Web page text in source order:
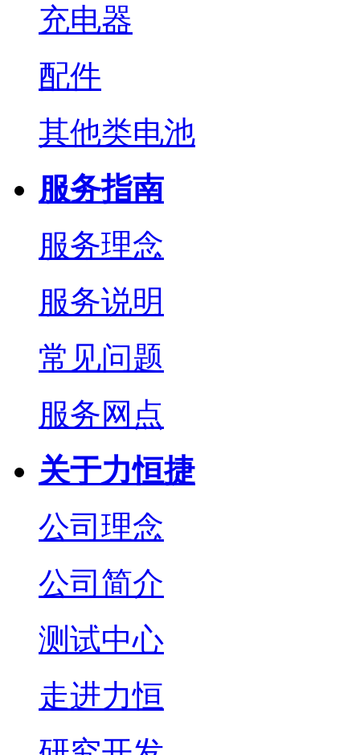
充电器
配件
其他类电池
服务指南
服务理念
服务说明
常见问题
服务网点
关于力恒捷
公司理念
公司简介
测试中心
走进力恒